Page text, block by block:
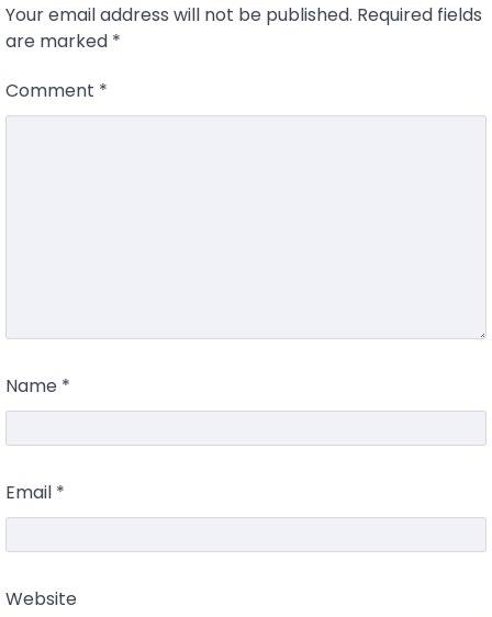
Your email address will not be published. Required fields
are marked *
Comment *
Name *
Email *
Website